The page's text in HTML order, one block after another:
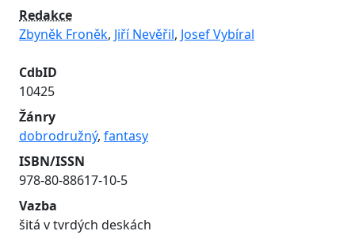
Redakce
Zbyněk Froněk, Jiří Nevěřil, Josef Vybíral
CdbID
10425
Žánry
dobrodružný, fantasy
ISBN/ISSN
978-80-88617-10-5
Vazba
šitá v tvrdých deskách